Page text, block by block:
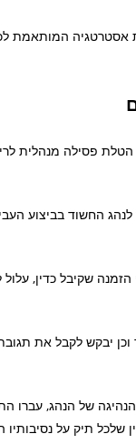
אסטרטגיה המותאמת
פסילה מנהלית
החשוד בביצוע
שקיבל כדין,
יבקש לקבל את
של הנהג, עברו
תיק על נסיבותיו